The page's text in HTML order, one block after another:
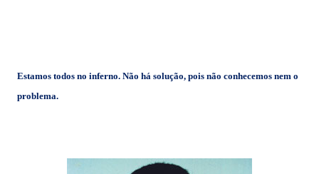
Estamos todos no inferno. Não há solução, pois não conhecemos nem o
problema.